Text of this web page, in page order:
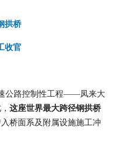
拱桥
收官
公路控制性工程——凤来大
这座世界最大跨径钢拱桥
桥面系及附属设施施工冲